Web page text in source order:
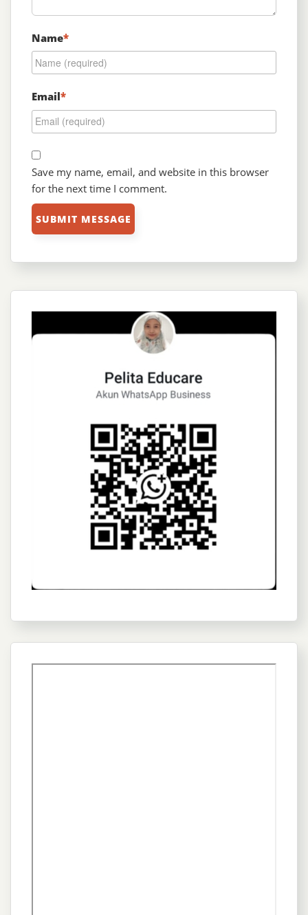
Name*
Email*
Save my name, email, and website in this browser
for the next time I comment.